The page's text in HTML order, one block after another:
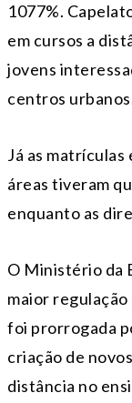
1077%.
em cursos a
jovens
centros
Já as
áreas tiveram
enquanto as
O Ministério da
maior regulação
foi prorrogada
criação de
distância no